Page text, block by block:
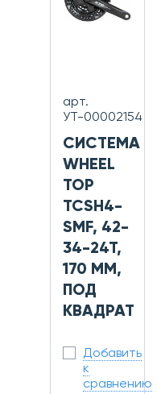
арт.
УТ-00002154
СИСТЕМА
WHEEL
TOP
TCSH4-
SMF, 42-
34-24T,
170 ММ,
ПОД
КВАДРАТ
Добавить
к
сравнению